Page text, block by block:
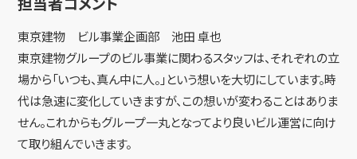
東京建物 ビル事業企画部 池田 卓也
東京建物グループのビル事業に関わるスタッフは、それぞれの立
場から「いつも、真ん中に人。」という想いを大切にしています。時
代は急速に変化していきますが、この想いが変わることはありま
せん。これからもグループ一丸となってより良いビル運営に向け
て取り組んでいきます。